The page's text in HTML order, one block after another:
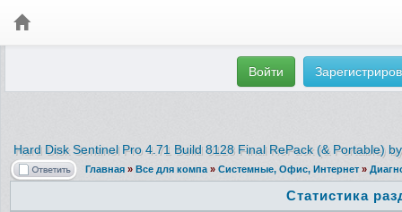
Войти
Hard Disk Sentinel Pro 4.71 Build 8128 Final RePack (& Portable)
Главная » Все для компа » Системные, Офис, Интернет »
Статистика